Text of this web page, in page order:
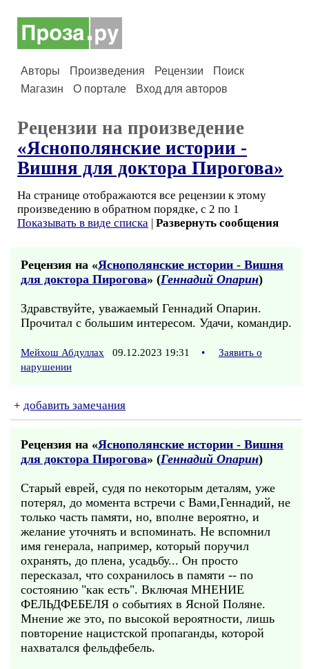
Авторы Произведения Рецензии
Поиск
Магазин
О портале Вход для авторов
Рецензии на произведение
«Яснополянские истории -
Вишня для доктора Пирогова»
На странице отображаются все рецензии к этому
произведению в обратном порядке, с 2 по 1
Показывать в виде списка | Развернуть сообщения
Рецензия на «Яснополянские истории - Вишня
для доктора Пирогова» (Геннадий Опарин)
Здравствуйте, уважаемый Геннадий Опарин.
Прочитал с большим интересом. Удачи, командир.
Мейхош Абдуллах 09.12.2023 19:31 •
Заявить о
нарушении
+ добавить замечания
Рецензия на «Яснополянские истории - Вишня
для доктора Пирогова» (Геннадий Опарин)
Старый еврей, судя по некоторым деталям, уже
потерял, до момента встречи с Вами,Геннадий, не
только часть памяти, но, вполне вероятно, и
желание уточнять и вспоминать. Не вспомнил
имя генерала, например, который поручил
охранять, до плена, усадьбу... Он просто
пересказал, что сохранилось в памяти -- по
состоянию "как есть". Включая МНЕНИЕ
ФЕЛЬДФЕБЕЛЯ о событиях в Ясной Поляне.
Мнение же это, по высокой вероятности, лишь
повторение нацистской пропаганды, которой
нахватался фельдфебель.